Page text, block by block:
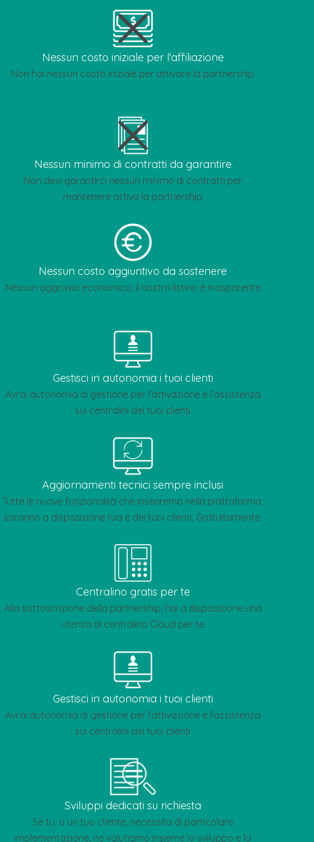
Nessun costo iniziale per l'affiliazione
Non hai nessun costo iniziale per attivare la partnership
Nessun minimo di contratti da garantire
Non devi garantirci nessun minimo di contratti per
mantenere attiva la partnership
Nessun costo aggiuntivo da sostenere
Nessun aggravio economico: il nostro listino è trasparente
Gestisci in autonomia i tuoi clienti
Avrai autonomia di gestione per l’attivazione e l’assistenza
sui centralini dei tuoi clienti
Aggiornamenti tecnici sempre inclusi
Tutte le nuove funzionalità che inseriremo nella piattaforma,
saranno a disposizione tua e dei tuoi clienti. Gratuitamente.
Centralino gratis per te
Alla sottoscrizione della partnership, hai a disposizione una
utenza di centralino Cloud per te
Gestisci in autonomia i tuoi clienti
Avrai autonomia di gestione per l’attivazione e l’assistenza
sui centralini dei tuoi clienti
Sviluppi dedicati su richiesta
Se tu, o un tuo cliente, necessita di particolare
implementazione, ne valutiamo insieme lo sviluppo e la